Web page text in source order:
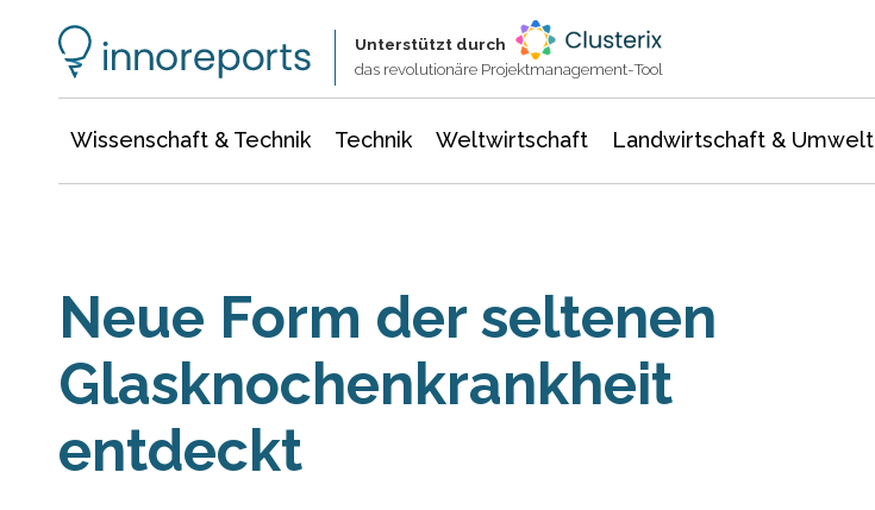
Unterstützt durch
das revolutionäre Projektmanagement-Tool
Wissenschaft & Technik Technik Weltwirtschaft Landwirtschaft & Umwelt
Neue Form der seltenen
Glasknochenkrankheit
entdeckt